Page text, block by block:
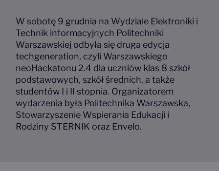
W sobotę 9 grudnia na Wydziale Elektroniki i
Technik informacyjnych Politechniki
Warszawskiej odbyła się druga edycja
techgeneration, czyli Warszawskiego
neoHackatonu 2.4 dla uczniów klas 8 szkół
podstawowych, szkół średnich, a także
studentów I i II stopnia. Organizatorem
wydarzenia była Politechnika Warszawska,
Stowarzyszenie Wspierania Edukacji i
Rodziny STERNIK oraz Envelo.